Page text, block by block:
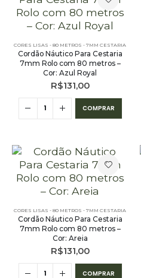
CORES LISAS - 80 METROS - 7MM CESTARIA
Cordão Náutico Para Cestaria
7mm Rolo com 80 metros –
Cor: Azul Royal
R$131,00
COMPRAR
CORES LISAS - 80 METROS - 7MM CESTARIA
Cordão Náutico Para Cestaria
7mm Rolo com 80 metros –
Cor: Areia
R$131,00
COMPRAR